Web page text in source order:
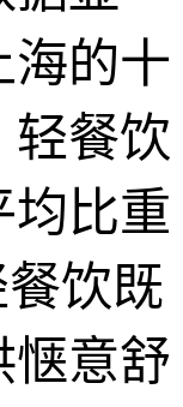
海的十
轻餐饮
均比重
饮既
惬意舒